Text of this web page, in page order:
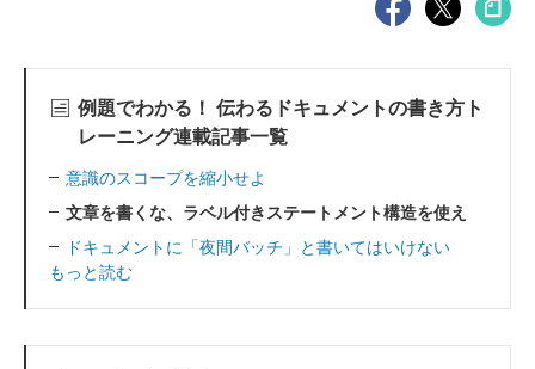
例題でわかる！ 伝わるドキュメントの書き方ト
レーニング連載記事一覧
意識のスコープを縮小せよ
文章を書くな、ラベル付きステートメント構造を使え
ドキュメントに「夜間バッチ」と書いてはいけない
もっと読む